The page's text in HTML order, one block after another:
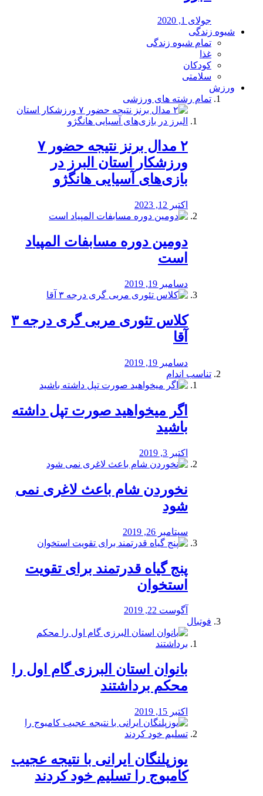
جولای 1, 2020
شیوه زندگی
تمام شیوه زندگی
غذا
کودکان
سلامتی
ورزش
تمام رشته های ورزشی
۲ مدال برنز نتیجه حضور ۷
ورزشکار استان البرز در
بازی‌های آسیایی هانگژو
اکتبر 12, 2023
دومین دوره مسابفات المپیاد
است
دسامبر 19, 2019
کلاس تئوری مربی گری درجه ۳
آقا
دسامبر 19, 2019
تناسب اندام
اگر میخواهید صورت تپل داشته
باشید
اکتبر 3, 2019
نخوردن شام باعث لاغری نمی
‌شود
سپتامبر 26, 2019
پنج گیاه قدرتمند برای تقویت
استخوان
آگوست 22, 2019
فوتبال
بانوان استان البرزی گام اول را
محكم برداشتند
اکتبر 15, 2019
یوزپلنگان ایرانی با نتیجه عجیب
کامبوج را تسلیم خود کردند